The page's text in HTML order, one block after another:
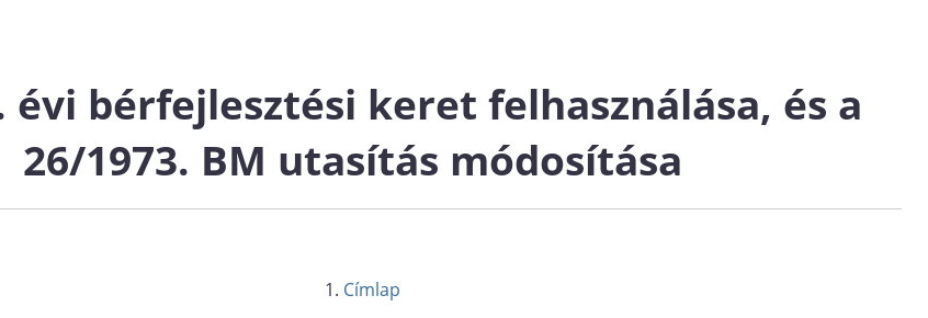
évi bérfejlesztési keret felhasználása, és a
26/1973. BM utasítás módosítása
Címlap